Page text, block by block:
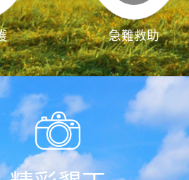
急難救助